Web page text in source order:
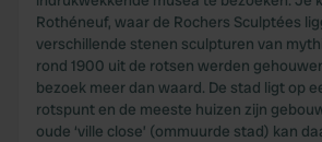
Rothéneuf, waar de Rochers Sculptées
verschillende stenen sculpturen van
rond 1900 uit de rotsen werden
bezoek meer dan waard. De stad ligt op
rotspunt en de meeste huizen zijn
oude ‘ville close’ (ommuurde stad) kan